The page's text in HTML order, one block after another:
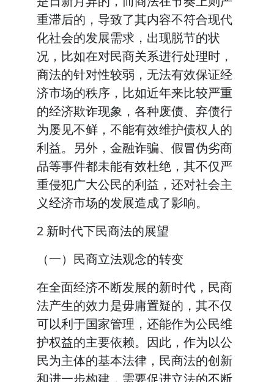
重滞后的，导致了其内容不符合现代
化社会的发展需求，出现脱节的状
况，比如在对民商关系进行处理时，
商法的针对性较弱，无法有效保证经
济市场的秩序，比如近年来比较严重
的经济欺诈现象，各种废债、弃债行
为屡见不鲜，不能有效维护债权人的
利益。另外，金融诈骗、假冒伪劣商
品等事件都未能有效杜绝，其不仅严
重侵犯广大公民的利益，还对社会主
义经济市场的发展造成了影响。
2 新时代下民商法的展望
（一）民商立法观念的转变
在全面经济不断发展的新时代，民商
法产生的效力是毋庸置疑的，其不仅
可以利于国家管理，还能作为公民维
护权益的主要依赖。因此，作为以公
民为主体的基本法律，民商法的创新